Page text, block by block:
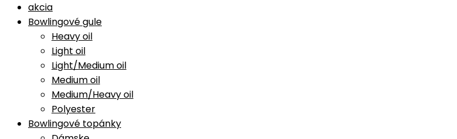
akcia
Bowlingové gule
Heavy oil
Light oil
Light/Medium oil
Medium oil
Medium/Heavy oil
Polyester
Bowlingové topánky